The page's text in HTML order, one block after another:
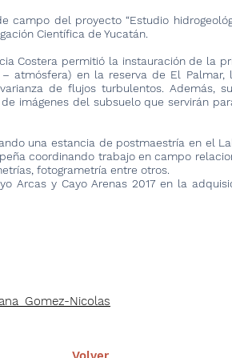
campo del proyecto “Estudio
Científica de Yucatán.
Costera permitió la instauración de la
atmósfera) en la reserva de El
de flujos turbulentos. Además,
imágenes del subsuelo que servirán
una estancia de postmaestría en el
coordinando trabajo en campo
fotogrametría entre otros.
Arcas y Cayo Arenas 2017 en la
Nicolas